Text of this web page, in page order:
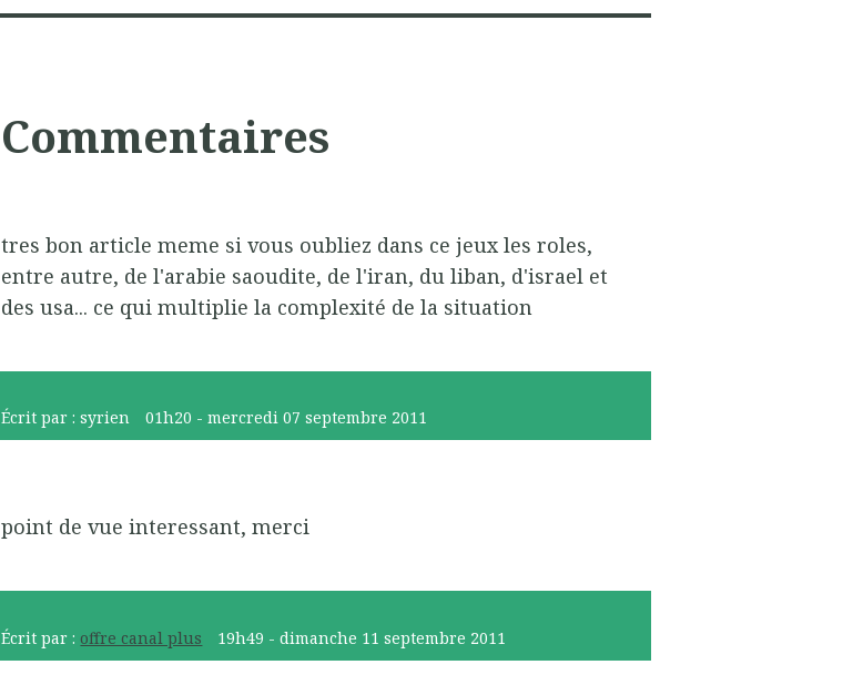
Commentaires
tres bon article meme si vous oubliez dans ce jeux les roles,
entre autre, de l'arabie saoudite, de l'iran, du liban, d'israel et
des usa... ce qui multiplie la complexité de la situation
Écrit par :syrien 01h20 -mercredi 07 septembre 2011
point de vue interessant, merci
Écrit par :offre canal plus 19h49 -dimanche 11 septembre 2011